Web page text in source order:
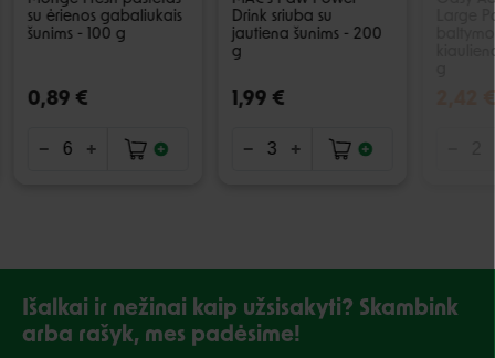
su ėrienos gabaliukais
šunims - 100 g
0,89 €
Drink sriuba su
jautiena šunims - 200
g
1,99 €
Large
2,42 €
Išalkai ir nežinai kaip užsisakyti? Skambink
arba rašyk, mes padėsime!